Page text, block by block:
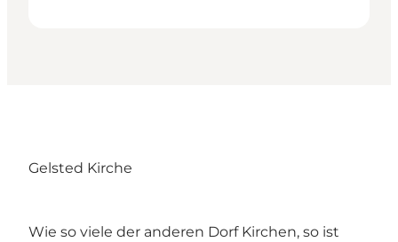
Gelsted Kirche
Wie so viele der anderen Dorf Kirchen, so ist